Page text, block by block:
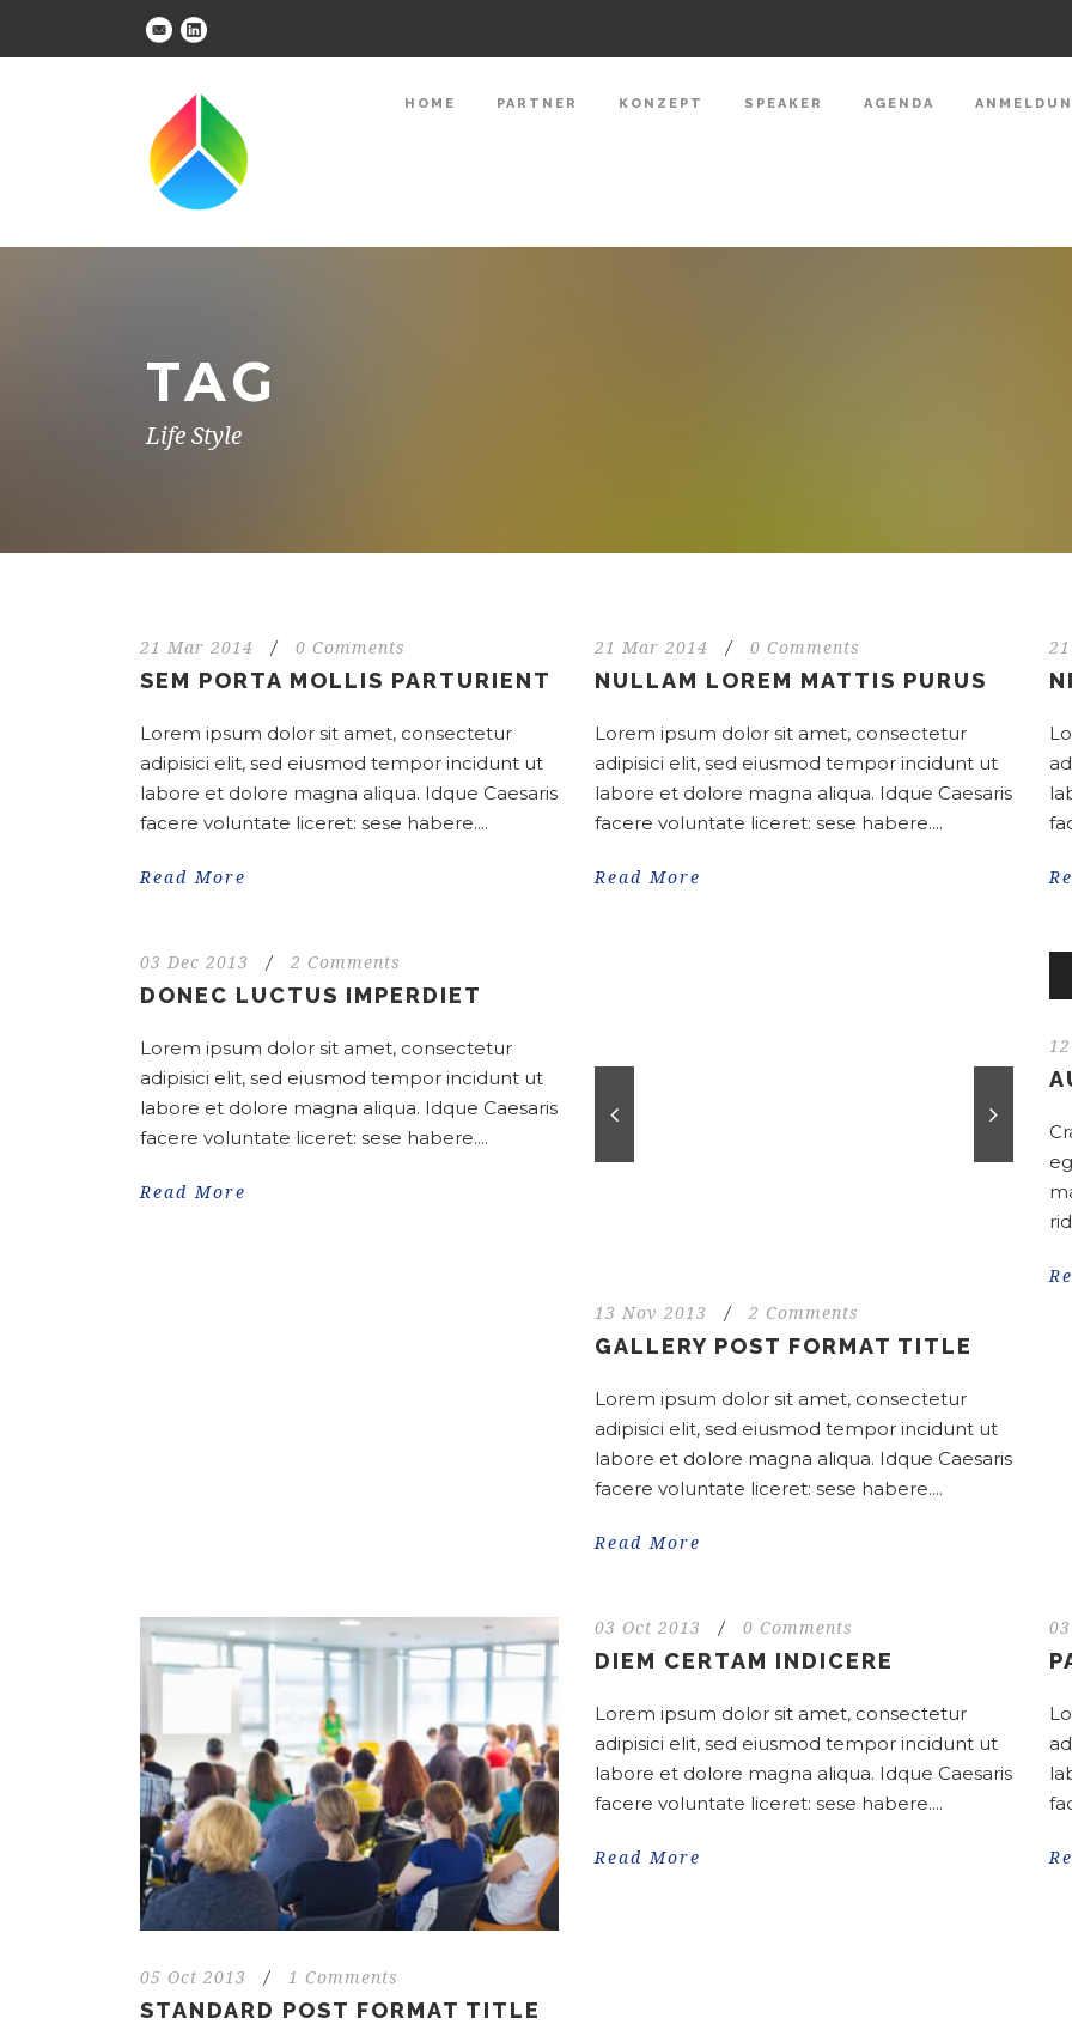
HOME PARTNER KONZEPT SPEAKER AGENDA
TAG
Life Style
21 Mar 2014 / 0 Comments
SEM PORTA MOLLIS PARTURIENT
Lorem ipsum dolor sit amet, consectetur
adipisici elit, sed eiusmod tempor incidunt ut
labore et dolore magna aliqua. Idque Caesaris
facere voluntate liceret: sese habere....
Read More
21 Mar 2014 / 0 Comments
NULLAM LOREM MATTIS PURUS
Lorem ipsum dolor sit amet, consectetur
adipisici elit, sed eiusmod tempor incidunt ut
labore et dolore magna aliqua. Idque Caesaris
facere voluntate liceret: sese habere....
Read More
03 Dec 2013 / 2 Comments
DONEC LUCTUS IMPERDIET
Lorem ipsum dolor sit amet, consectetur
adipisici elit, sed eiusmod tempor incidunt ut
labore et dolore magna aliqua. Idque Caesaris
facere voluntate liceret: sese habere....
Read More
13 Nov 2013 / 2 Comments
GALLERY POST FORMAT TITLE
Lorem ipsum dolor sit amet, consectetur
adipisici elit, sed eiusmod tempor incidunt ut
labore et dolore magna aliqua. Idque Caesaris
facere voluntate liceret: sese habere....
Read More
05 Oct 2013 / 1 Comments
STANDARD POST FORMAT TITLE
03 Oct 2013 / 0 Comments
DIEM CERTAM INDICERE
Lorem ipsum dolor sit amet, consectetur
adipisici elit, sed eiusmod tempor incidunt ut
labore et dolore magna aliqua. Idque Caesaris
facere voluntate liceret: sese habere....
Read More